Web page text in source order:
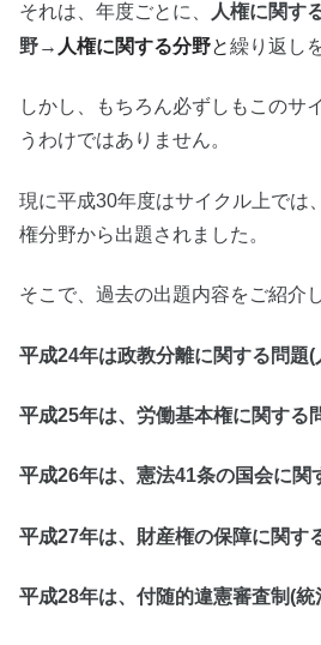
それは、年度ごとに、
人権に関す
野→ 人権に関する分野と繰り返し
しかし、もちろん必ずしもこのサ
うわけではありません。
現に平成30年度はサイクル上では
権分野から出題されました。
そこで、過去の出題内容をご紹介
平成24年は政教分離に関する問題(
平成25年は、労働基本権に関する
平成26年は、憲法41条の国会に関
平成27年は、財産権の保障に関す
平成28年は、付随的違憲審査制(統